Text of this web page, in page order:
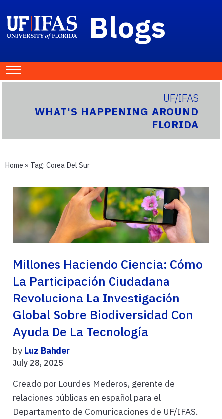
Blogs
UF/IFAS
WHAT'S HAPPENING AROUND
FLORIDA
Home » Tag: Corea Del Sur
Millones Haciendo Ciencia: Cómo
La Participación Ciudadana
Revoluciona La Investigación
Global Sobre Biodiversidad Con
Ayuda De La Tecnología
by Luz Bahder
July 28, 2025
Creado por Lourdes Mederos, gerente de
relaciones públicas en español para el
Departamento de Comunicaciones de UF/IFAS.